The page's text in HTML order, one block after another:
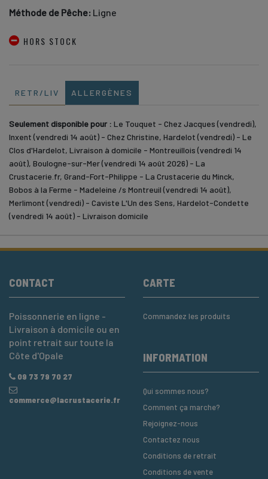
Méthode de Pêche: Ligne
HORS STOCK
RETR/LIV ALLERGÈNES
Seulement disponible pour : Le Touquet - Chez Jacques (vendredi),
Inxent (vendredi 14 août) - Chez Christine, Hardelot (vendredi) - Le
Clos d'Hardelot, Livraison à domicile - Montreuillois (vendredi 14
août), Boulogne-sur-Mer (vendredi 14 août 2026) - La
Crustacerie.fr, Grand-Fort-Philippe - La Crustacerie du Minck,
Bobos à la Ferme - Madeleine /s Montreuil (vendredi 14 août),
Merlimont (vendredi) - Caviste L'Un des Sens, Hardelot-Condette
(vendredi 14 août) - Livraison domicile
CONTACT
Poissonnerie en ligne -
Livraison à domicile ou en
point retrait sur toute la
Côte d'Opale
09 73 79 70 27
commerce@lacrustacerie.fr
CARTE
Commandez les produits
INFORMATION
Qui sommes nous?
Comment ça marche?
Rejoignez-nous
Contactez nous
Conditions de retrait
Conditions de vente